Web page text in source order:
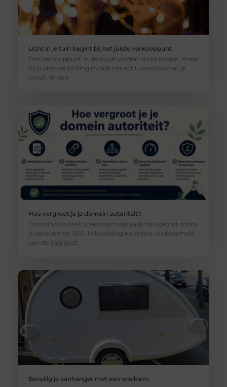
Licht in je tuin begint bij het juiste verkooppunt
Een verkooppunt in de buurt vinden klinkt simpel, maar
bij buitenverlichting maakt het echt verschil waar je
koopt. In een
Hoe vergroot je je domein autoriteit?
Domeinautoriteit is een term die vaak terugkomt zodra
je serieus met SEO, linkbuilding en online vindbaarheid
aan de slag gaat.
Beveilig je aanhanger met een wielklem